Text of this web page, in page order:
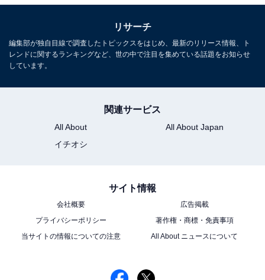
Amazonで見る
この記事の筆者：ゆるま 小林 プロフィール
長年にわたってテレビ局でバラエティー番組、情報番組
などを制作。その後、フリーランスの編集・ライターに
レビや芸能人に関するコラムなどを執筆。編集プロダク
リサーチ
編集部が独自目線で調査したトピックスをはじめ、最新のリリース情報、ト
レンドに関するランキングなど、世の中で注目を集めている話題をお知らせ
しています。
関連サービス
All About
All About Japan
イチオシ
サイト情報
会社概要
広告掲載
プライバシーポリシー
著作権・商標・免責事項
当サイトの情報についての注意
All About ニュースについて